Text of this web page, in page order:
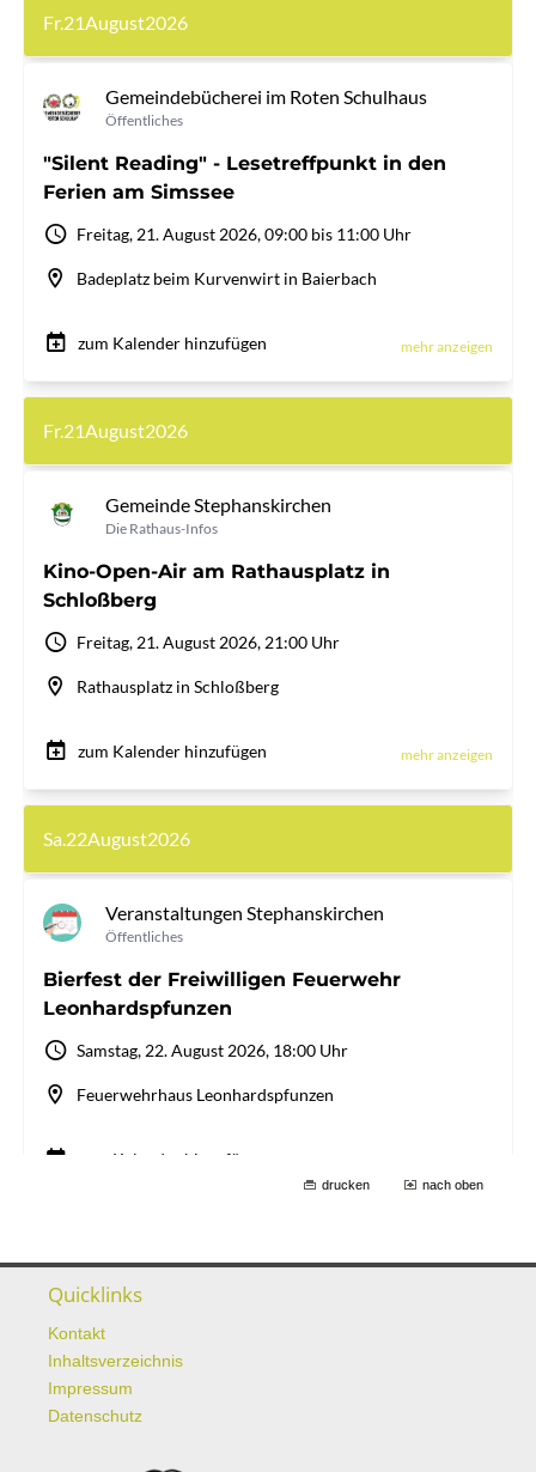
drucken nach oben
Quicklinks
Kontakt
Inhaltsverzeichnis
Impressum
Datenschutz